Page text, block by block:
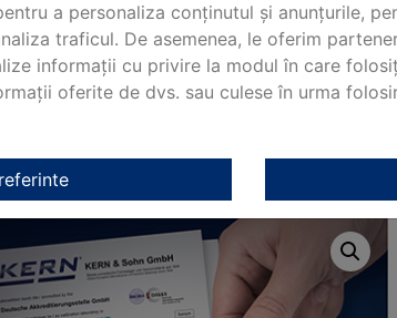
952-446
a personaliza conținutul și anunțurile,
traficul. De asemenea, le oferim
informații cu privire la modul în care
oferite de dvs. sau culese în urma